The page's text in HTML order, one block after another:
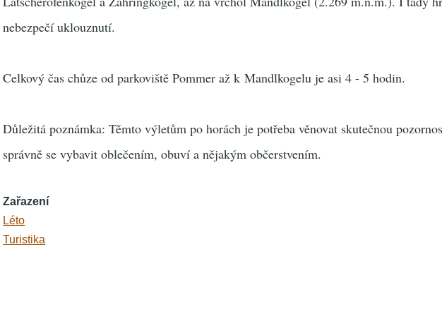
nebezpečí uklouznutí.
Celkový čas chůze od parkoviště Pommer až k Mandlkogelu je asi 4 - 5 hodin.
Důležitá poznámka: Těmto výletům po horách je potřeba věnovat skutečnou
správně se vybavit oblečením, obuví a nějakým občerstvením.
Zařazení
Léto
Turistika